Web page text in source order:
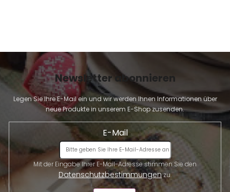
e
Newsletter abonnieren
Legen Sie Ihre E-Mail ein und wir werden Ihnen Informationen über
neue Produkte in unserem E-Shop zusenden.
E-Mail
Datenschutzbestimmungenzu.